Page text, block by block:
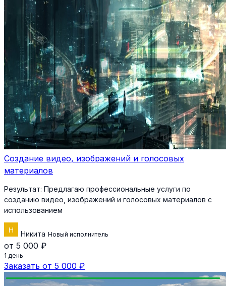
Создание видео, изображений и голосовых
материалов
Результат: Предлагаю профессиональные услуги по
созданию видео, изображений и голосовых материалов с
использованием
Никита Новый исполнитель
от 5 000 ₽
1 день
Заказать от 5 000 ₽